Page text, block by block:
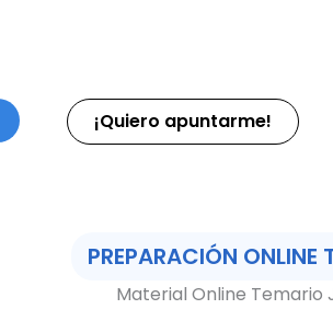
¡Quiero apuntarme!
PREPARACIÓN ONLINE
Material Online Temario